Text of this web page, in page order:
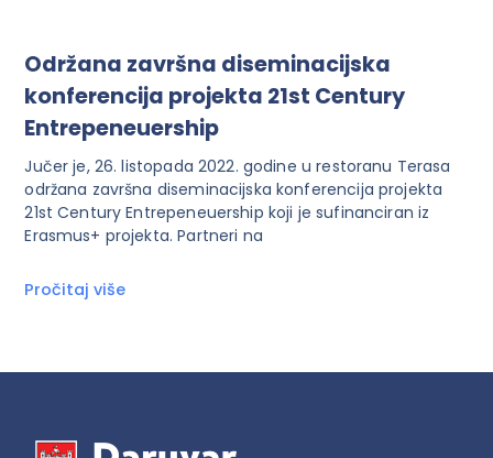
Održana završna diseminacijska
konferencija projekta 21st Century
Entrepeneuership
Jučer je, 26. listopada 2022. godine u restoranu Terasa
održana završna diseminacijska konferencija projekta
21st Century Entrepeneuership koji je sufinanciran iz
Erasmus+ projekta. Partneri na
Pročitaj više